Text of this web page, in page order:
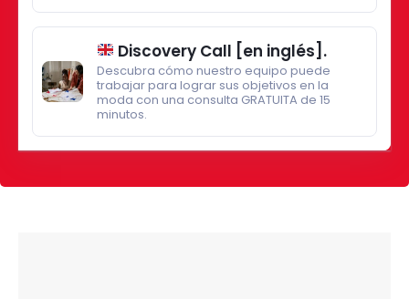
Discovery Call [en inglés].
Descubra cómo nuestro equipo puede
trabajar para lograr sus objetivos en la
moda con una consulta GRATUITA de 15
minutos.